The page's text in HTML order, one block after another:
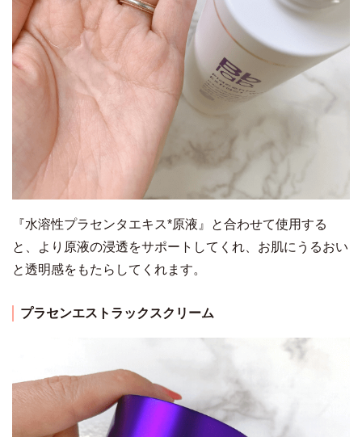
『水溶性プラセンタエキス*原液』と合わせて使用する
と、より原液の浸透をサポートしてくれ、お肌にうるおい
と透明感をもたらしてくれます。
プラセンエストラックスクリーム